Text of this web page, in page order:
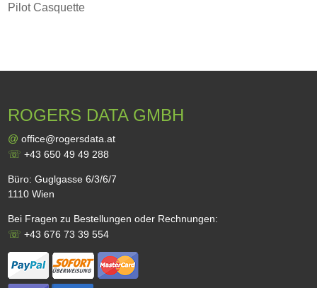
Pilot Casquette
ROGERS DATA GMBH
@ office@rogersdata.at
☏+43 650 49 49 288
Büro: Guglgasse 6/3/6/7
1110 Wien
Bei Fragen zu Bestellungen oder Rechnungen:
☏+43 676 73 39 554